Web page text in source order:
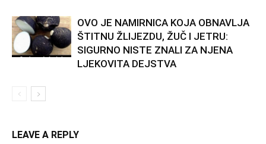
OVO JE NAMIRNICA KOJA OBNAVLJA
ŠTITNU ŽLIJEZDU, ŽUČ I JETRU:
SIGURNO NISTE ZNALI ZA NJENA
LJEKOVITA DEJSTVA
LEAVE A REPLY